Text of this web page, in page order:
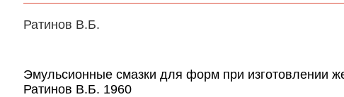
Ратинов В.Б.
Эмульсионные смазки для форм при изготовлении
Ратинов В.Б. 1960